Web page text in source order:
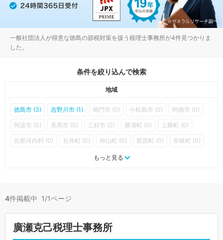
一般社団法人が得意な徳島の節税対策を扱う税理士事務所が4件見つかりま
した。
条件を絞り込んで検索
地域
徳島市 (3) 吉野川市 (1) 鳴門市 (0) 小松島市 (0) 阿南市 (0)
阿波市 (0) 美馬市 (0) 三好市 (0) 勝浦町 (0) 上勝町 (0)
佐那河内村 (0) 石井町 (0) 神山町 (0) 那賀町 (0) 牟岐町 (0)
松茂町 (0) 北島町 (0)
もっと見る
4件掲載中 1/1ページ
廣瀬克己税理士事務所